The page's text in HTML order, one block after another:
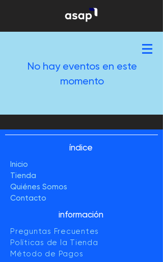
No hay eventos en este
momento
índice
Inicio
Tienda
Quiénes Somos
Contacto
información
Preguntas Frecuentes
Políticas de la Tienda
Método de Pagos